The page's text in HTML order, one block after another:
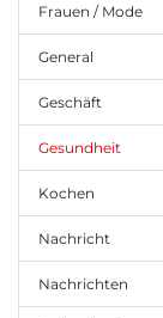
Frauen / Mode
General
Geschäft
Gesundheit
Kochen
Nachricht
Nachrichten